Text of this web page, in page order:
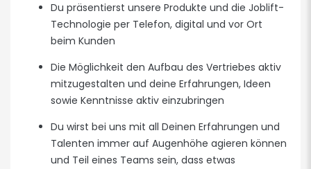
Du präsentierst unsere Produkte und die Joblift-
Technologie per Telefon, digital und vor Ort
beim Kunden
Die Möglichkeit den Aufbau des Vertriebes aktiv
mitzugestalten und deine Erfahrungen, Ideen
sowie Kenntnisse aktiv einzubringen
Du wirst bei uns mit all Deinen Erfahrungen und
Talenten immer auf Augenhöhe agieren können
und Teil eines Teams sein, dass etwas